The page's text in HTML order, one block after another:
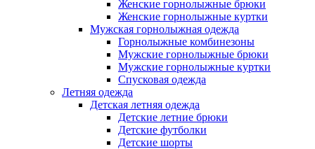
Женские горнолыжные брюки
Женские горнолыжные куртки
Мужская горнолыжная одежда
Горнолыжные комбинезоны
Мужские горнолыжные брюки
Мужские горнолыжные куртки
Спусковая одежда
Летняя одежда
Детская летняя одежда
Детские летние брюки
Детские футболки
Детские шорты